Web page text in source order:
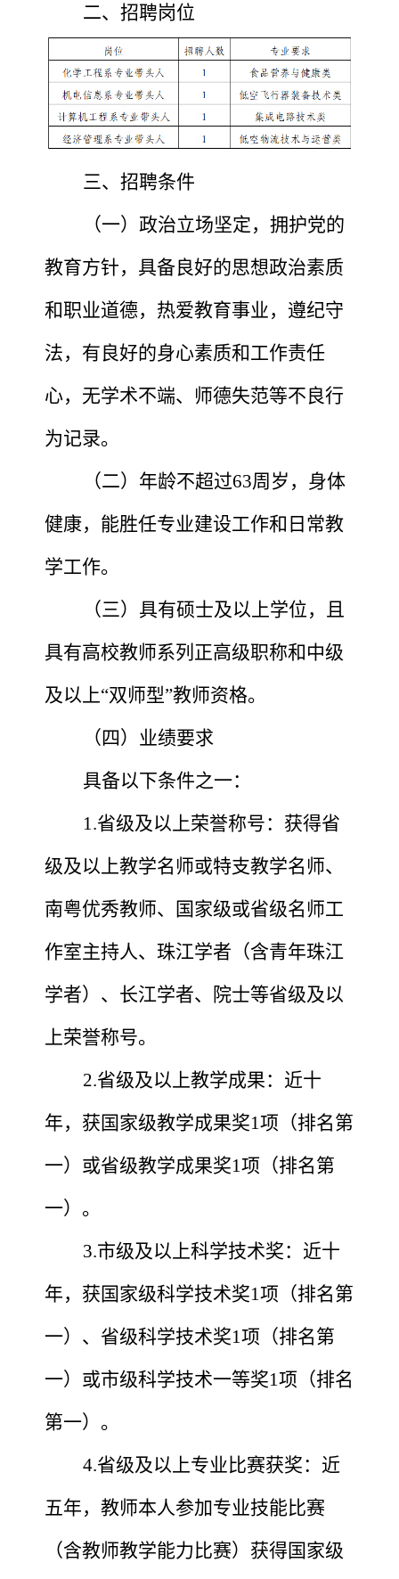
二、招聘岗位
三、招聘条件
（一）政治立场坚定，拥护党的
教育方针，具备良好的思想政治素质
和职业道德，热爱教育事业，遵纪守
法， 有良好的身心素质和工作责任
心，无学术不端、师德失范等不良行
为记录。
（二）年龄不超过63周岁，身体
健康，能胜任专业建设工作和日常教
学工作。
（三）具有硕士及以上学位，且
具有高校教师系列正高级职称和中级
及以上“双师型”教师资格。
（四）业绩要求
具备以下条件之一：
1.省级及以上荣誉称号：获得省
级及以上教学名师或特支教学名师、
南粤优秀教师、国家级或省级名师工
作室主持人、珠江学者（含青年珠江
学者）、长江学者、院士等省级及以
上荣誉称号。
2.省级及以上教学成果：近十
年，获国家级教学成果奖1项（排名第
一）或省级教学成果奖1项（排名第
一）。
3.市级及以上科学技术奖：近十
年，获国家级科学技术奖1项（排名第
一）、省级科学技术奖1项（排名第
一）或市级科学技术一等奖1项（排名
第一）。
4.省级及以上专业比赛获奖：近
五年，教师本人参加专业技能比赛
（含教师教学能力比赛）获得国家级